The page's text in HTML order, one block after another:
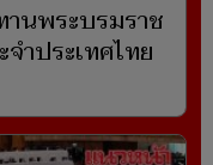
นพระบรมราช
ำประเทศไทย